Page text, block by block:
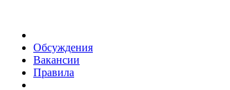
Обсуждения
Вакансии
Правила